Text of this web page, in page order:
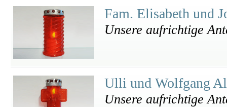
Fam. Elisabeth und
Unsere aufrichtige
Ulli und Wolfgang
Unsere aufrichtige